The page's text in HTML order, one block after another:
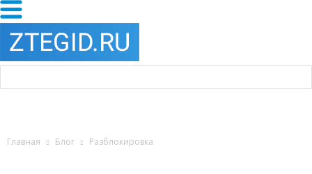
Главная Блог Разблокировка